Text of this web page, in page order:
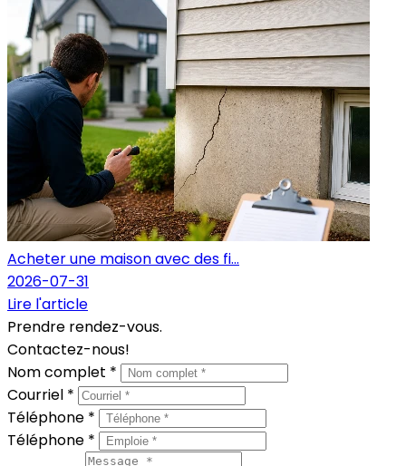
Acheter une maison avec des fi...
2026-07-31
Lire l'article
Prendre rendez-vous.
Contactez-nous!
Nom complet *
Courriel *
Téléphone *
Téléphone *